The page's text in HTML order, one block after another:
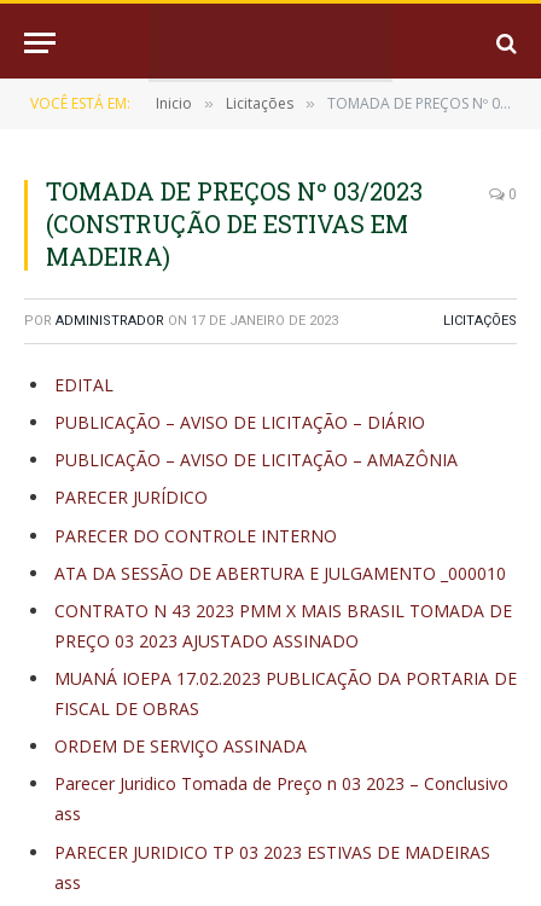
VOCÊ ESTÁ EM: Inicio » Licitações » TOMADA DE PREÇOS Nº 03/2023 (CONSTRUÇÃO DE ESTIVAS EM MADEIRA)
TOMADA DE PREÇOS Nº 03/2023
(CONSTRUÇÃO DE ESTIVAS EM
MADEIRA)
0
POR ADMINISTRADOR ON 17 DE JANEIRO DE 2023 LICITAÇÕES
EDITAL
PUBLICAÇÃO – AVISO DE LICITAÇÃO – DIÁRIO
PUBLICAÇÃO – AVISO DE LICITAÇÃO – AMAZÔNIA
PARECER JURÍDICO
PARECER DO CONTROLE INTERNO
ATA DA SESSÃO DE ABERTURA E JULGAMENTO _000010
CONTRATO N 43 2023 PMM X MAIS BRASIL TOMADA DE
PREÇO 03 2023 AJUSTADO ASSINADO
MUANÁ IOEPA 17.02.2023 PUBLICAÇÃO DA PORTARIA DE
FISCAL DE OBRAS
ORDEM DE SERVIÇO ASSINADA
Parecer Juridico Tomada de Preço n 03 2023 – Conclusivo
ass
PARECER JURIDICO TP 03 2023 ESTIVAS DE MADEIRAS
ass